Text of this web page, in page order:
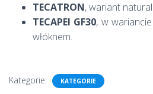
TECATRON, wariant
TECAPEI GF30, w
włóknem.
Kategorie: KATEGORIE